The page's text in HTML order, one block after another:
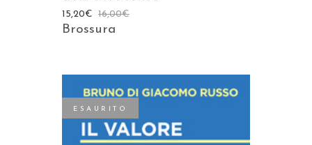
16,00€
15,20€
Brossura
ESAURITO